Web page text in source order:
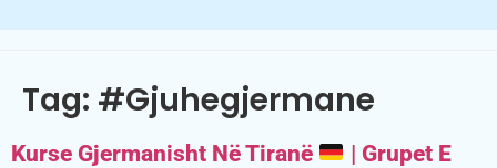
Tag: #gjuhegjermane
Kurse Gjermanisht Në Tiranë
| Grupet E